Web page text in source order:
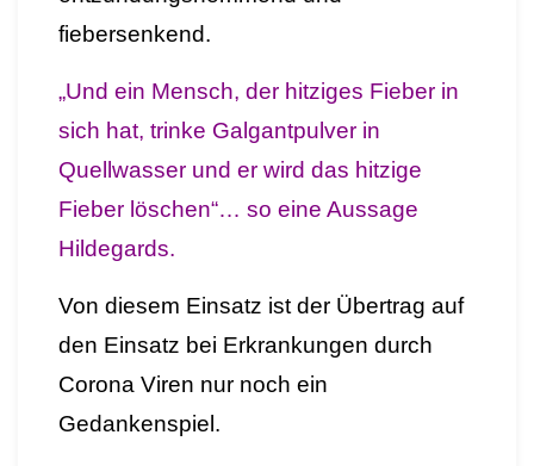
fiebersenkend.
„Und ein Mensch, der hitziges Fieber in
sich hat, trinke Galgantpulver in
Quellwasser und er wird das hitzige
Fieber löschen“… so eine Aussage
Hildegards.
Von diesem Einsatz ist der Übertrag auf
den Einsatz bei Erkrankungen durch
Corona Viren nur noch ein
Gedankenspiel.